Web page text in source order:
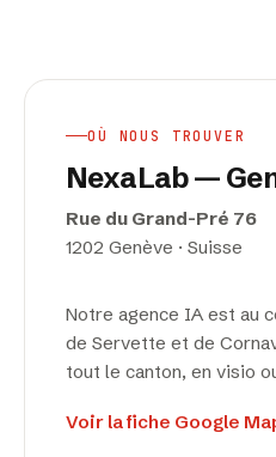
OÙ NOUS TROUVER
NexaLab —
Rue du Grand-Pré 76
1202 Genève · Suisse
Notre agence IA est au
de Servette et de
tout le canton, en visio
Voir la fiche Google